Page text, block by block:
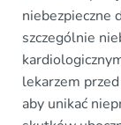
niebezpieczne
szczególnie
lekarzem
aby unikać